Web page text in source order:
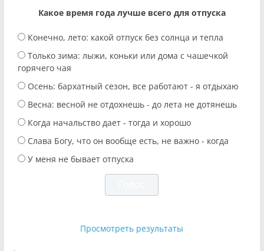
Какое время года лучше всего для отпуска
Конечно, лето: какой отпуск без солнца и тепла
Только зима: лыжи, коньки или дома с чашечкой
горячего чая
Осень: бархатный сезон, все работают - я отдыхаю
Весна: весной не отдохнешь - до лета не дотянешь
Когда начальство дает - тогда и хорошо
Слава Богу, что он вообще есть, не важно - когда
У меня не бывает отпуска
Просмотреть результаты